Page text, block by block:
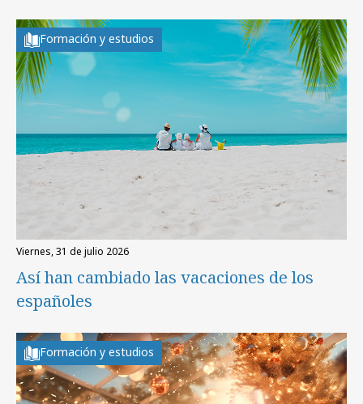
Formación y estudios
viernes, 31 de julio 2026
Así han cambiado las vacaciones de los
españoles
Formación y estudios